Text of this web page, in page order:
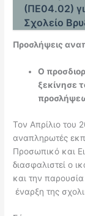
(ΠΕ04.02)
Σχολείο
Προσλήψεις
Ο
ξεκίνησε
Τον Απρίλιο του
αναπληρωτές
Προσωπικό και
διασφαλιστεί ο
και την
έναρξη της